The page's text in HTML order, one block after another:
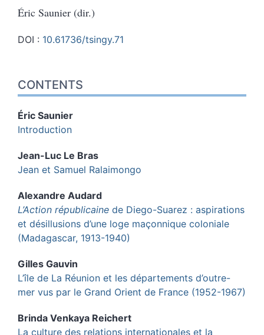
Éric Saunier (dir.)
DOI : 10.61736/tsingy.71
CONTENTS
Éric Saunier
Introduction
Jean-Luc Le Bras
Jean et Samuel Ralaimongo
Alexandre Audard
L’Action républicaine de Diego-Suarez : aspirations
et désillusions d’une loge maçonnique coloniale
(Madagascar, 1913-1940)
Gilles Gauvin
L’île de La Réunion et les départements d’outre-
mer vus par le Grand Orient de France (1952-1967)
Brinda Venkaya Reichert
La culture des relations internationales et la